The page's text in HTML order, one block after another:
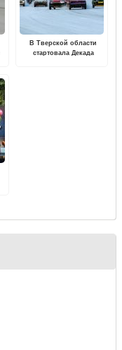
В Тверской области
стартовала Декада